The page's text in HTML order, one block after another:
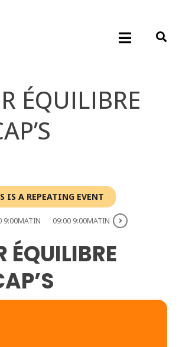
ÉQUILIBRE
IS A REPEATING EVENT
9:00MATIN 09:00 9:00MATIN
ÉQUILIBRE